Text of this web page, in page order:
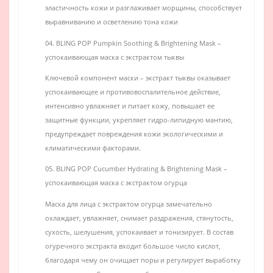
эластичность кожи и разглаживает морщины, способствует
выравниванию и осветлению тона кожи
04. BLING POP Pumpkin Soothing & Brightening Mask –
успокаивающая маска с экстрактом тыквы
Ключевой компонент маски – экстракт тыквы оказывает
успокаивающее и противовоспалительное действие,
интенсивно увлажняет и питает кожу, повышает ее
защитные функции, укрепляет гидро-липидную мантию,
предупреждает повреждения кожи экологическими и
климатическими факторами.
05. BLING POP Cucumber Hydrating & Brightening Mask –
успокаивающая маска с экстрактом огурца
Маска для лица с экстрактом огурца замечательно
охлаждает, увлажняет, снимает раздражения, стянутость,
сухость, шелушения, успокаивает и тонизирует. В состав
огуречного экстракта входит большое число кислот,
благодаря чему он очищает поры и регулирует выработку